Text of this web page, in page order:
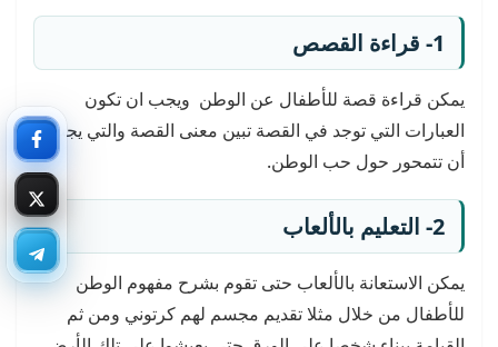
1- قراءة القصص
يمكن قراءة قصة للأطفال عن الوطن ويجب ان تكون
العبارات التي توجد في القصة تبين معنى القصة والتي يجب
أن تتمحور حول حب الوطن.
2- التعليم بالألعاب
يمكن الاستعانة بالألعاب حتى تقوم بشرح مفهوم الوطن
للأطفال من خلال مثلا تقديم مجسم لهم كرتوني ومن ثم